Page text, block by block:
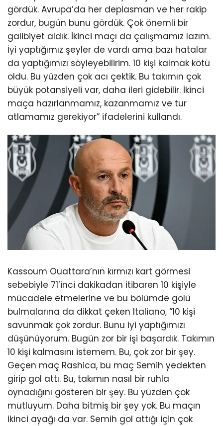
gördük. Avrupa’da her deplasman ve her rakip
zordur, bugün bunu gördük. Çok önemli bir
galibiyet aldık. İkinci maçı da çalışmamız lazım.
İyi yaptığımız şeyler de vardı ama bazı hatalar
da yaptığımızı söyleyebilirim. 10 kişi kalmak kötü
oldu. Bu yüzden çok acı çektik. Bu takımın çok
büyük potansiyeli var, daha ileri gidebilir. İkinci
maça hazırlanmamız, kazanmamız ve tur
atlamamız gerekiyor” ifadelerini kullandı.
Kassoum Ouattara’nın kırmızı kart görmesi
sebebiyle 71’inci dakikadan itibaren 10 kişiyle
mücadele etmelerine ve bu bölümde golü
bulmalarına da dikkat çeken Italiano, “10 kişi
savunmak çok zordur. Bunu iyi yaptığımızı
düşünüyorum. Bugün zor bir işi başardık. Takımın
10 kişi kalmasını istemem. Bu, çok zor bir şey.
Geçen maç Rashica, bu maç Semih yedekten
girip gol attı. Bu, takımın nasıl bir ruhla
oynadığını gösteren bir şey. Bu yüzden çok
mutluyum. Daha bitmiş bir şey yok. Bu maçın
ikinci ayağı da var. Semih gol attığı için çok